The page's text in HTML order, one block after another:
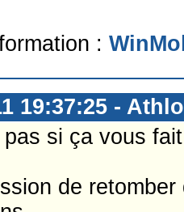
:
19:37:25 -
si ça vous
de